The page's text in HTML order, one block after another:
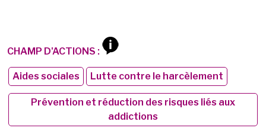
CHAMP D'ACTIONS :
Aides sociales Lutte contre le harcèlement
Prévention et réduction des risques liés aux
addictions